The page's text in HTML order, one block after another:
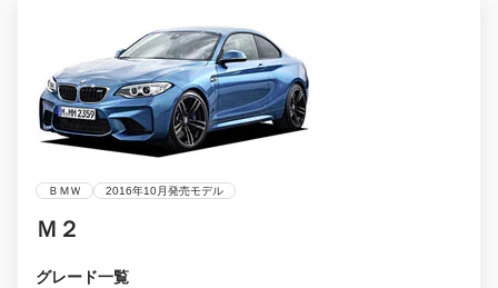
ＢＭＷ 2016年10月発売モデル
Ｍ２
グレード一覧